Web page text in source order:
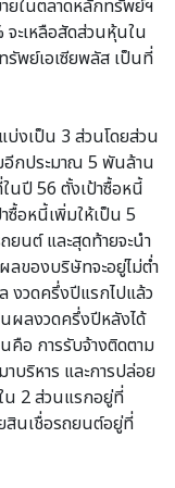
ยในตลาดหลักทรัพย์ฯ
ะเหลือสัดส่วนหุ้นใน
พย์เอเซียพลัส เป็นที่
บ่งเป็น 3 ส่วนโดยส่วน
อีกประมาณ 5 พันล้าน
นปี 56 ตั้งเป้าซื้อหนี้
ซื้อหนี้เพิ่มให้เป็น 5
นต์ และสุดท้ายจะนำ
ของบริษัทจะอยู่ไม่ต่ำ
งวดครึ่งปีแรกไปแล้ว
นผลงวดครึ่งปีหลังได้
อ การรับจ้างติดตาม
บริหาร และการปล่อย
2 ส่วนแรกอยู่ที่
สินเชื่อรถยนต์อยู่ที่